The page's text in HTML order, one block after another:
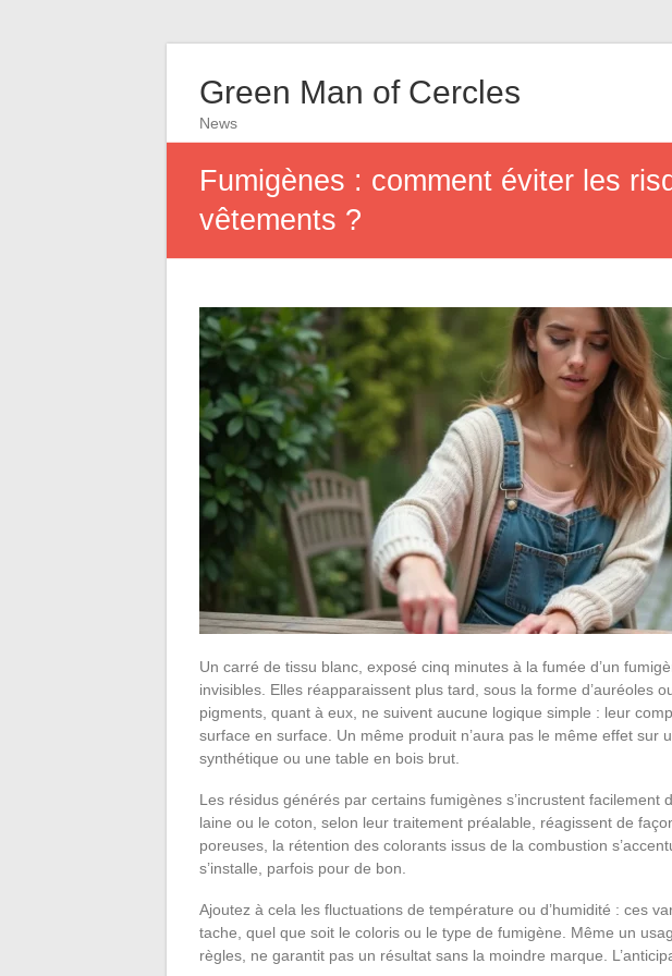
Green Man of Cercles
News
Fumigènes : comment éviter les
vêtements ?
Un carré de tissu blanc, exposé cinq minutes à la fumée d’un
invisibles. Elles réapparaissent plus tard, sous la forme d’auréoles
pigments, quant à eux, ne suivent aucune logique simple : leur
surface en surface. Un même produit n’aura pas le même effet sur
synthétique ou une table en bois brut.
Les résidus générés par certains fumigènes s’incrustent facilement
laine ou le coton, selon leur traitement préalable, réagissent de
poreuses, la rétention des colorants issus de la combustion
s’installe, parfois pour de bon.
Ajoutez à cela les fluctuations de température ou d’humidité : ces
tache, quel que soit le coloris ou le type de fumigène. Même un
règles, ne garantit pas un résultat sans la moindre marque.